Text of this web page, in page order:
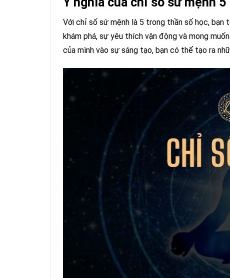
Với chỉ số sứ mệnh là 5 trong thần số học, bạn
khám phá, sự yêu thích vận động và mong
của mình vào sự sáng tạo, bạn có thể tạo ra